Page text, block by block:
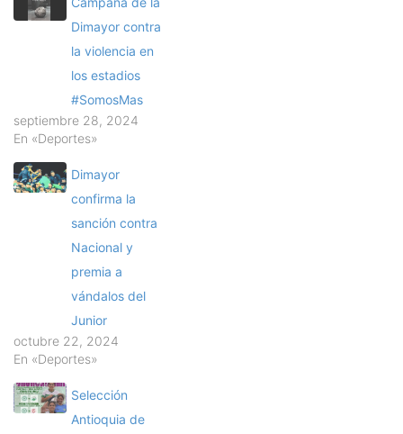
Dimayor contra
la violencia en
los estadios
#SomosMas
septiembre 28, 2024
En «Deportes»
Dimayor
confirma la
sanción contra
Nacional y
premia a
vándalos del
Junior
octubre 22, 2024
En «Deportes»
Selección
Antioquia de